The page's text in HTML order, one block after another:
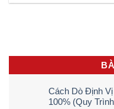
Cách Dò Định
100% (Quy